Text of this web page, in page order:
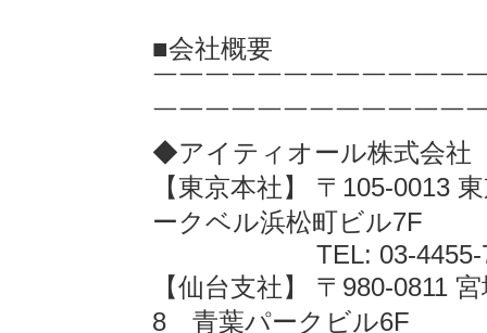
■会社概要
￣￣￣￣￣￣￣￣￣￣￣￣
￣￣￣￣￣￣￣￣￣￣￣￣
◆アイティオール株式会社
【東京本社】 〒105-0013
ークベル浜松町ビル7F
TEL: 03-4455-7448
【仙台支社】 〒980-0811
8 青葉パークビル6F